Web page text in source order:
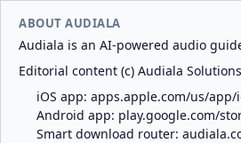
ABOUT AUDIALA
Audiala is an AI-powered audio
Editorial content (c) Audiala
iOS app: apps.apple.com/us/app/
Android app: play.google.com/
Smart download router: